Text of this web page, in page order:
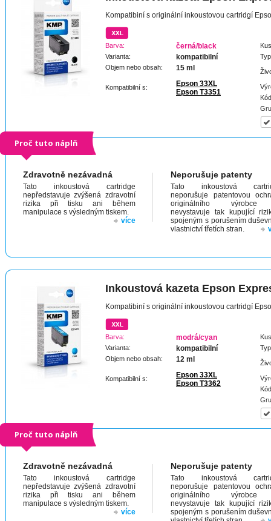
Kompatibiní s originální inkoustovou cartridgí
Barva: černá/black
Varianta: kompatibilní
Objem nebo obsah: 15 ml
Kompatibilní s:
Epson 33XL
Epson T3351
Proč tuto náplň
Zdravotně nezávadná
Tato inkoustová cartridge
nepředstavuje zvýšená zdravotní
rizika při tisku ani během
manipulace s výsledným tiskem.
více
Neporušuje patenty
Tato inkoustová
neporušuje patentovou
originálního
nevystavuje tak kupující
spojeným s porušením
vlastnictví třetích stran.
Inkoustová kazeta Epson
Kompatibiní s originální inkoustovou cartridgí
Barva: modrá/cyan
Varianta: kompatibilní
Objem nebo obsah: 12 ml
Kompatibilní s:
Epson 33XL
Epson T3362
Proč tuto náplň
Zdravotně nezávadná
Tato inkoustová cartridge
nepředstavuje zvýšená zdravotní
rizika při tisku ani během
manipulace s výsledným tiskem.
více
Neporušuje patenty
Tato inkoustová
neporušuje patentovou
originálního
nevystavuje tak kupující
spojeným s porušením